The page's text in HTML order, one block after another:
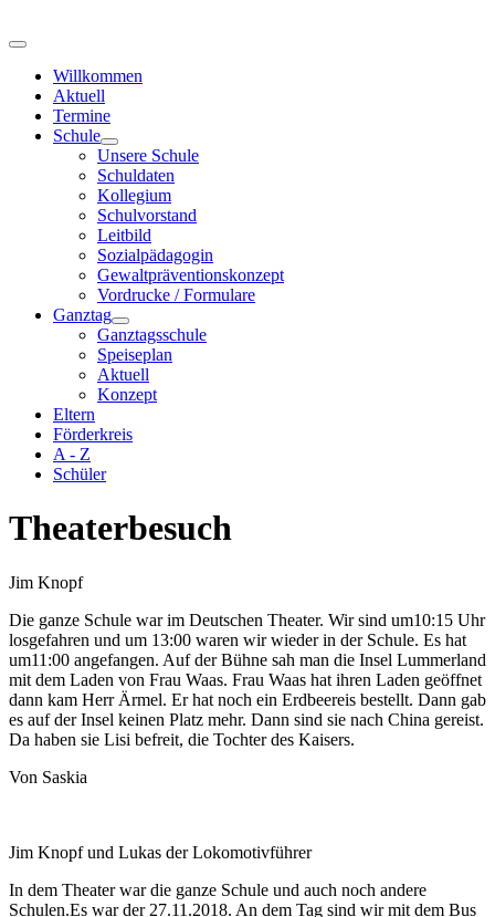
Willkommen
Aktuell
Termine
Schule
Unsere Schule
Schuldaten
Kollegium
Schulvorstand
Leitbild
Sozialpädagogin
Gewaltpräventionskonzept
Vordrucke / Formulare
Ganztag
Ganztagsschule
Speiseplan
Aktuell
Konzept
Eltern
Förderkreis
A - Z
Schüler
Theaterbesuch
Jim Knopf
Die ganze Schule war im Deutschen Theater. Wir sind um10:15 Uhr
losgefahren und um 13:00 waren wir wieder in der Schule. Es hat
um11:00 angefangen. Auf der Bühne sah man die Insel Lummerland
mit dem Laden von Frau Waas. Frau Waas hat ihren Laden geöffnet
dann kam Herr Ärmel. Er hat noch ein Erdbeereis bestellt. Dann gab
es auf der Insel keinen Platz mehr. Dann sind sie nach China gereist.
Da haben sie Lisi befreit, die Tochter des Kaisers.
Von Saskia
Jim Knopf und Lukas der Lokomotivführer
In dem Theater war die ganze Schule und auch noch andere
Schulen.Es war der 27.11.2018. An dem Tag sind wir mit dem Bus